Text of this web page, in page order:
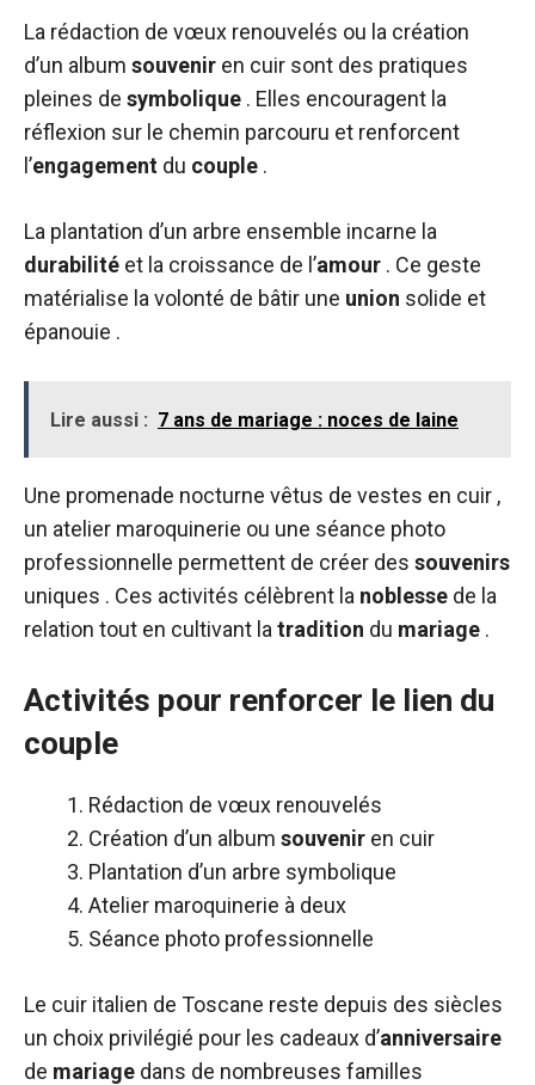
La rédaction de vœux renouvelés ou la création
d’un album souvenir en cuir sont des pratiques
pleines de symbolique . Elles encouragent la
réflexion sur le chemin parcouru et renforcent
l’engagement du couple .
La plantation d’un arbre ensemble incarne la
durabilité et la croissance de l’amour . Ce geste
matérialise la volonté de bâtir une union solide et
épanouie .
Lire aussi : 7 ans de mariage : noces de laine
Une promenade nocturne vêtus de vestes en cuir ,
un atelier maroquinerie ou une séance photo
professionnelle permettent de créer des souvenirs
uniques . Ces activités célèbrent la noblesse de la
relation tout en cultivant la tradition du mariage .
Activités pour renforcer le lien du
couple
Rédaction de vœux renouvelés
Création d’un album souvenir en cuir
Plantation d’un arbre symbolique
Atelier maroquinerie à deux
Séance photo professionnelle
Le cuir italien de Toscane reste depuis des siècles
un choix privilégié pour les cadeaux d’anniversaire
de mariage dans de nombreuses familles